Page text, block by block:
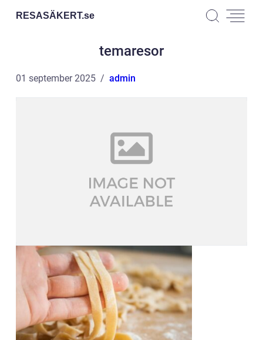
RESASÄKERT.se
temaresor
01 september 2025 admin